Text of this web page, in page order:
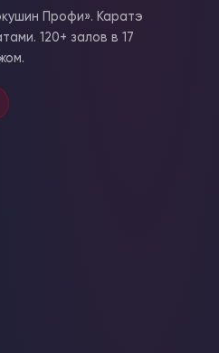
Профи». Каратэ
120+ залов в 17